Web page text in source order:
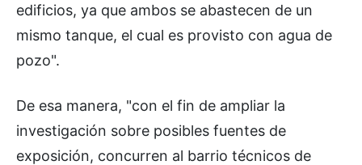
edificios, ya que ambos se abastecen de un
mismo tanque, el cual es provisto con agua de
pozo".
De esa manera, "con el fin de ampliar la
investigación sobre posibles fuentes de
exposición, concurren al barrio técnicos de